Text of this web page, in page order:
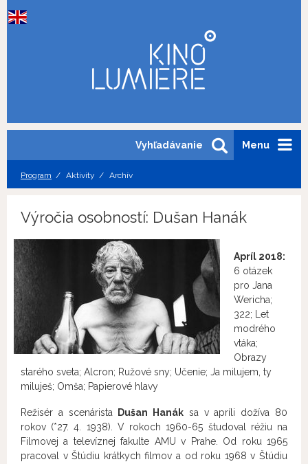
Menu
Vyhľadávanie
Program Aktivity Archív
Výročia osobností: Dušan Hanák
Apríl 2018:
6 otázek
pro Jana
Wericha;
322; Let
modrého
vtáka;
Obrazy
starého sveta; Alcron; Ružové sny; Učenie; Ja milujem, ty
miluješ; Omša; Papierové hlavy
Režisér a scenárista Dušan Hanák sa v apríli dožíva 80
rokov (*27. 4. 1938). V rokoch 1960-65 študoval réžiu na
Filmovej a televíznej fakulte AMU v Prahe. Od roku 1965
pracoval v Štúdiu krátkych filmov a od roku 1968 v Štúdiu